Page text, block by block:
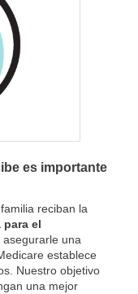
es importante
reciban la
para el
asegurarle una
establece
Nuestro objetivo
una mejor